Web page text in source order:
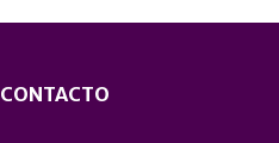
CONTACTO